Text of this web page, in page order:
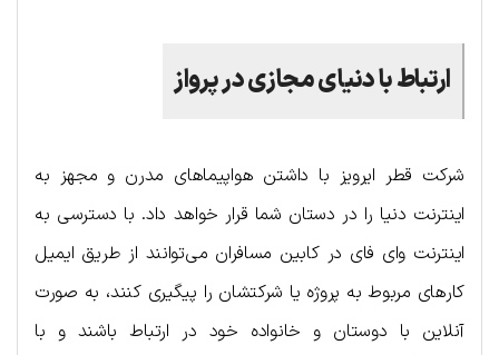
ارتباط با دنیای مجازی در پرواز
شرکت قطر ایرویز با داشتن هواپیماهای مدرن و مجهز به
اینترنت دنیا را در دستان شما قرار خواهد داد. با دسترسی به
اینترنت وای فای در کابین مسافران می‌توانند از طریق ایمیل
کارهای مربوط به پروژه یا شرکتشان را پیگیری کنند، به صورت
آنلاین با دوستان و خانواده خود در ارتباط باشند و با